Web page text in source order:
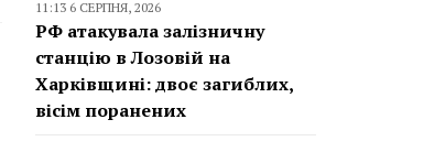
11:13 6 СЕРПНЯ, 2026
РФ атакувала залізничну
станцію в Лозовій на
Харківщині: двоє загиблих,
вісім поранених